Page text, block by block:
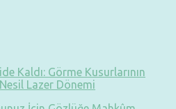
Kaldı: Görme Kusurlarının
Lazer Dönemi